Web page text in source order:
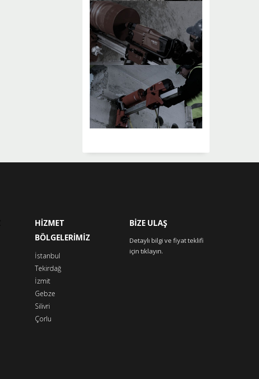
HİZMET
BÖLGELERİMİZ
İstanbul
Tekirdağ
İzmit
Gebze
Silivri
Çorlu
BİZE ULAŞ
Detaylı bilgi ve fiyat teklifi
için tıklayın.